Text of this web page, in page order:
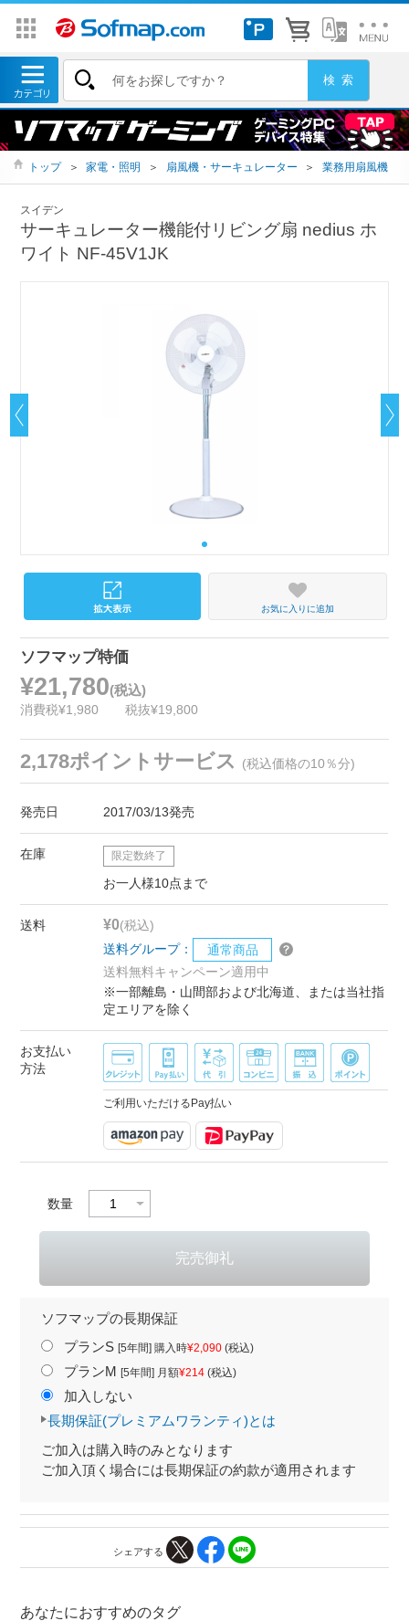
トップ ＞ 家電・照明 ＞ 扇風機・サーキュレーター ＞ 業務用扇風機
スイデン
サーキュレーター機能付リビング扇 nedius ホ
ワイト NF-45V1JK
お気に入りに追加
ソフマップ特価
¥21,780(税込)
消費税¥1,980 税抜¥19,800
2,178ポイントサービス (税込価格の10％分)
発売日 2017/03/13発売
在庫 限定数終了
お一人様10点まで
送料 ¥0(税込)
送料グループ：
通常商品
送料無料キャンペーン適用中
※一部離島・山間部および北海道、または当社指
定エリアを除く
お支払い
方法
ご利用いただけるPay払い
数量
ソフマップの長期保証
プランS [5年間] 購入時¥2,090(税込)
プランM [5年間] 月額¥214(税込)
加入しない
長期保証(プレミアムワランティ)とは
ご加入は購入時のみとなります
ご加入頂く場合には長期保証の約款が適用されます
シェアする
あなたにおすすめのタグ